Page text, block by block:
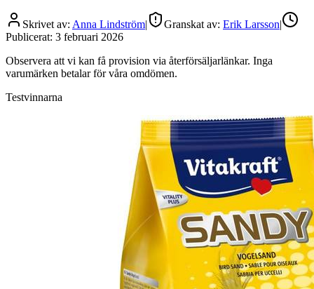
Skrivet av: Anna Lindström| Granskat av: Erik Larsson|
Publicerat: 3 februari 2026
Observera att vi kan få provision via återförsäljarlänkar. Inga
varumärken betalar för våra omdömen.
Testvinnarna